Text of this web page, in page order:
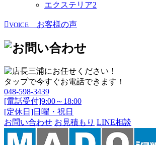
エクステリア2
VOICE お客様の声
タップで今すぐお電話できます！
048-598-3439
[電話受付]9:00～18:00
[定休日]日曜・祝日
お問い合わせ お見積もり LINE相談